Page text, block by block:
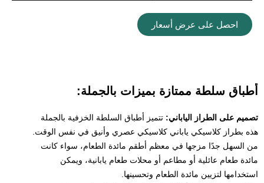
احصل على عرض أسعار
أطباق سلطة ممتازة بميزات بالجملة:
تصميم على الطراز الياباني: تتميز أطباق السلطة الخزفية بالجملة
هذه بطراز كلاسيكي ياباني كلاسيكي عصري وأنيق في نفس الوقت.
من السهل جدًا مزجها في معظم أطقم مائدة الطعام، سواء كانت
مائدة طعام عائلية أو مطاعم أو محلات طعام يابانية، ويمكن
استخدامها لتزيين مائدة الطعام وتحسينها.